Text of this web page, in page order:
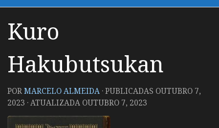
Kuro
Hakubutsukan
PORMARCELO ALMEIDA · PUBLICADAS OUTUBRO 7,
2023 · ATUALIZADA OUTUBRO 7, 2023